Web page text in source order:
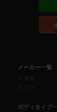
メーカー一覧
トヨタ
スバル
ボディタイプ